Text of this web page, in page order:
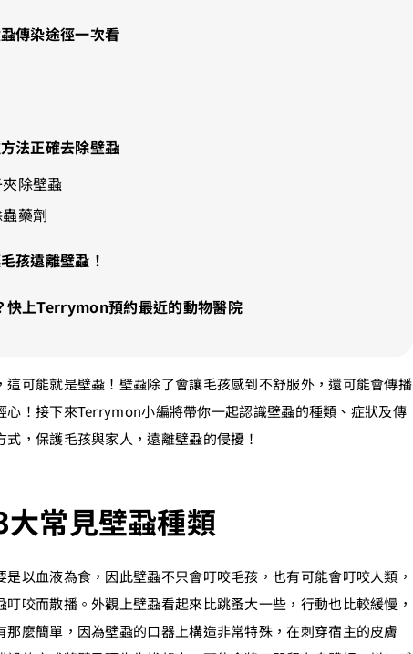
傳染途徑一次看
法正確去除壁蝨
除壁蝨
藥劑
孩遠離壁蝨！
快上Terrymon預約最近的動物醫院
可能就是壁蝨！壁蝨除了會讓毛孩感到不舒服外，還可能會傳播
心！接下來Terrymon小編將帶你一起認識壁蝨的種類、症狀及傳
，保護毛孩與家人，遠離壁蝨的侵擾！
常見壁蝨種類
以血液為食，因此壁蝨不只會叮咬毛孩，也有可能會叮咬人類，
咬而散播。外觀上壁蝨看起來比跳蚤大一些，行動也比較緩慢，
麼簡單，因為壁蝨的口器上構造非常特殊，在刺穿宿主的皮膚